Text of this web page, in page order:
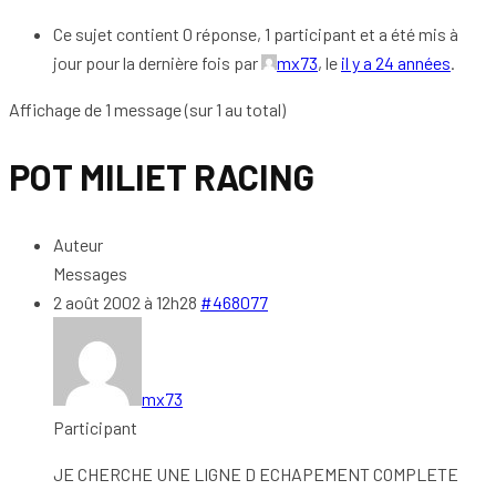
Ce sujet contient 0 réponse, 1 participant et a été mis à
jour pour la dernière fois par
mx73, le il y a 24 années.
Affichage de 1 message (sur 1 au total)
POT MILIET RACING
Auteur
Messages
2 août 2002 à 12h28 #468077
mx73
Participant
JE CHERCHE UNE LIGNE D ECHAPEMENT COMPLETE